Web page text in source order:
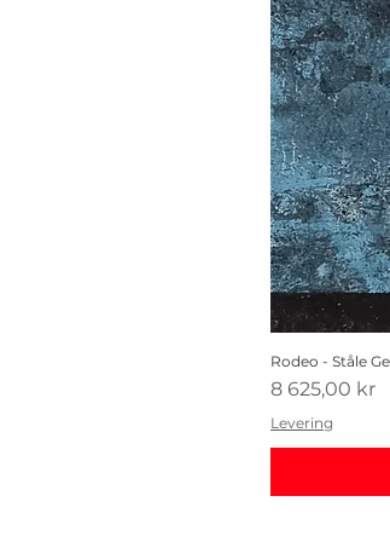
Rodeo - Ståle
Pris
8 625,00 kr
Levering